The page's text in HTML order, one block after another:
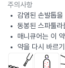
주의사항
감염된 손발톱
동봉된 스파툴
매니큐어는 이
약을 다시 바르